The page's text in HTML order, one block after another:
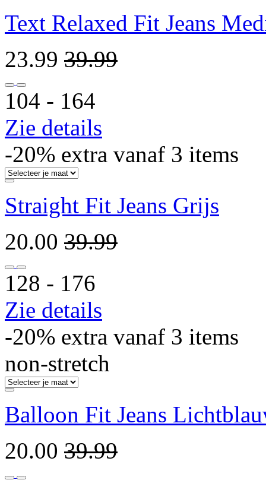
Text Relaxed Fit Jeans
23.99 39.99
104 ‐ 164
Zie details
-20% extra vanaf 3 items
Straight Fit Jeans Grijs
20.00 39.99
128 ‐ 176
Zie details
-20% extra vanaf 3 items
non-stretch
Balloon Fit Jeans
20.00 39.99